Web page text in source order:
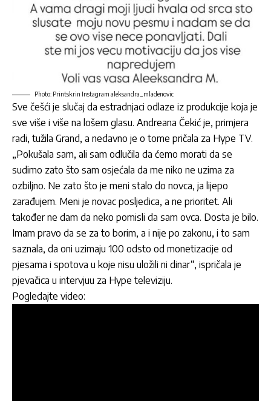
Photo: Printskrin Instagram aleksandra_mladenovic
Sve češći je slučaj da estradnjaci odlaze iz produkcije koja je
sve više i više na lošem glasu. Andreana Čekić je, primjera
radi, tužila Grand, a nedavno je o tome pričala za Hype TV.
„Pokušala sam, ali sam odlučila da ćemo morati da se
sudimo zato što sam osjećala da me niko ne uzima za
ozbiljno. Ne zato što je meni stalo do novca, ja lijepo
zarađujem. Meni je novac posljedica, a ne prioritet. Ali
također ne dam da neko pomisli da sam ovca. Dosta je bilo.
Imam pravo da se za to borim, a i nije po zakonu, i to sam
saznala, da oni uzimaju 100 odsto od monetizacije od
pjesama i spotova u koje nisu uložili ni dinar“, ispričala je
pjevačica u intervjuu za Hype televiziju.
Pogledajte video: